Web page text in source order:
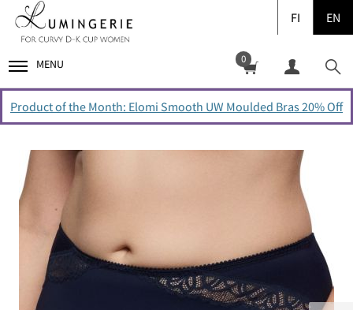
FI EN
MENU 0
Product of the Month: Elomi Smooth UW Moulded Bras 20% Off